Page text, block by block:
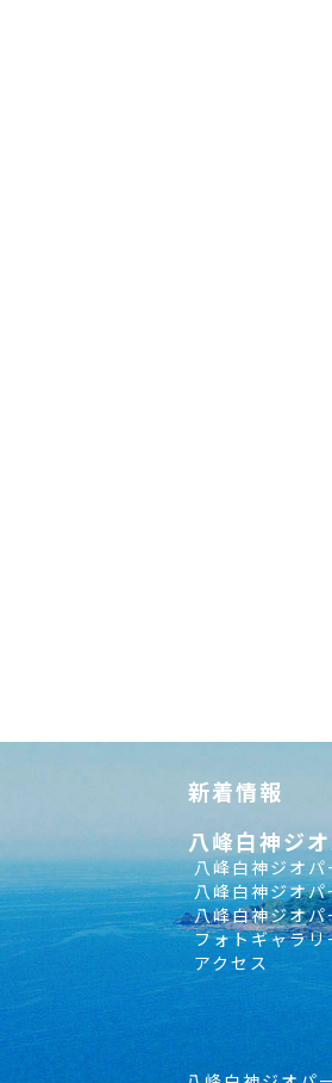
新着情報
八峰白神ジ
八峰白神ジオパ
八峰白神ジオパ
八峰白神ジオパ
フォトギャラリ
アクセス